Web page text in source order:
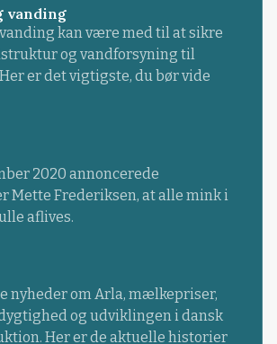
vanding
kan være med til at sikre
og vandforsyning til
er det vigtigste, du bør vide
2020 annoncerede
Mette Frederiksen, at alle mink i
aflives.
nyheder om Arla, mælkepriser,
og udviklingen i dansk
Her er de aktuelle historier